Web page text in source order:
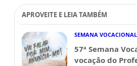
APROVEITE E LEIA TAMBÉM
SEMANA VOCACIONAL
57ª Semana
vocação do